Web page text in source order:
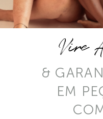
Vire
&
EM